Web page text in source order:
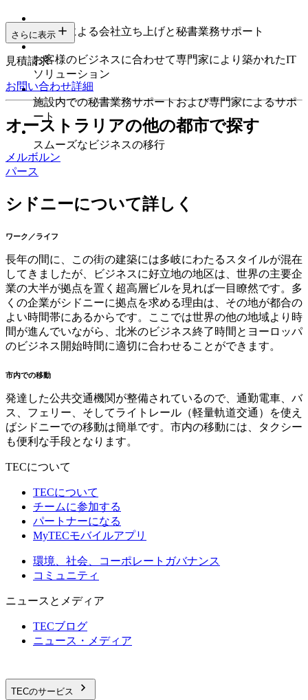
専門家による会社立ち上げと秘書業務サポート
お客様のビジネスに合わせて専門家により築かれたIT
ソリューション
施設内での秘書業務サポートおよび専門家によるサポ
ート
スムーズなビジネスの移行
さらに表示
見積請求
お問い合わせ詳細
オーストラリアの他の都市で探す
メルボルン
パース
シドニーについて詳しく
ワーク／ライフ
長年の間に、この街の建築には多岐にわたるスタイルが混在
してきましたが、ビジネスに好立地の地区は、世界の主要企
業の大半が拠点を置く超高層ビルを見れば一目瞭然です。多
くの企業がシドニーに拠点を求める理由は、その地が都合の
よい時間帯にあるからです。ここでは世界の他の地域より時
間が進んでいながら、北米のビジネス終了時間とヨーロッパ
のビジネス開始時間に適切に合わせることができます。
市内での移動
発達した公共交通機関が整備されているので、通勤電車、バ
ス、フェリー、そしてライトレール（軽量軌道交通）を使え
ばシドニーでの移動は簡単です。市内の移動には、タクシー
も便利な手段となります。
TECについて
TECについて
チームに参加する
パートナーになる
MyTECモバイルアプリ
環境、社会、コーポレートガバナンス
コミュニティ
ニュースとメディア
TECブログ
ニュース・メディア
TECのサービス